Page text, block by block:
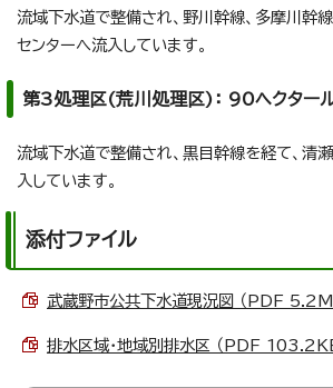
流域下水道で整備され、野川幹線、多摩川幹
センターへ流入しています。
第3処理区(荒川処理区)： 90ヘクター
流域下水道で整備され、黒目幹線を経て、清
入しています。
添付ファイル
武蔵野市公共下水道現況図 （PDF
排水区域・地域別排水区 （PDF